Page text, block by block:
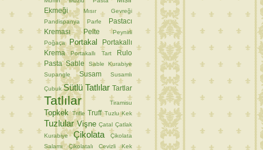
Ekmeği
Mısır Gevreği
Pandispanya
Parfe
Pastacı
Kreması
Pelte
Peynirli
Poğaça
Portakal
Portakallı
Krema
Portakallı Tart
Rulo
Pasta Sable
Sable Kurabiye
Supangle
Susam Susamlı
Çubuk Sütlü Tatlılar Tartlar
Tatlılar Tiramisu
Topkek Trifle Truff Tuzlu Kek
Tuzlular Vişne Çatal Çatlak
Kurabiye
Çikolata
Çikolata
Salamı
Çikolatalı Cevizli Kek